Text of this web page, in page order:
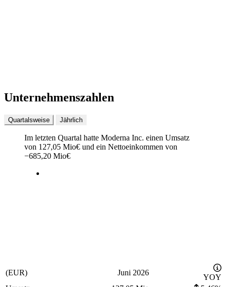
Unternehmenszahlen
Quartalsweise Jährlich
Im letzten Quartal hatte Moderna Inc. einen Umsatz
von 127,05 Mio€ und ein Nettoeinkommen von
−685,20 Mio€
(EUR) Juni 2026
YOY